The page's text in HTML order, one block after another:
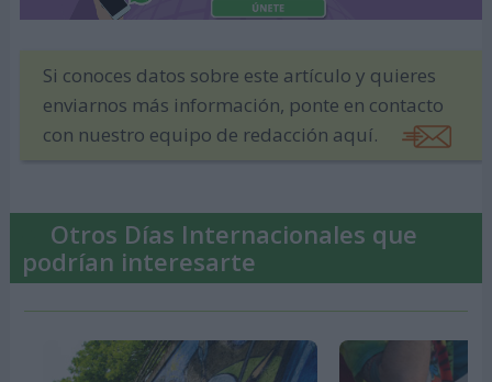
Si conoces datos sobre este artículo y quieres
enviarnos más información, ponte en contacto
con nuestro equipo de redacción aquí.
Otros Días Internacionales que
podrían interesarte